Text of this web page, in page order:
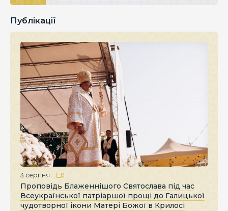
Публікації
3 серпня
Проповідь Блаженнішого Святослава під час
Всеукраїнської патріаршої прощі до Галицької
чудотворної ікони Матері Божої в Крилосі